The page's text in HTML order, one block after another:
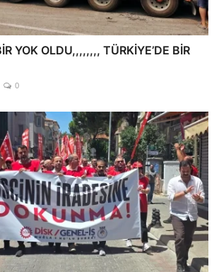
YOK OLDU,,,,,,,, TÜRKİYE’DE BİR
0